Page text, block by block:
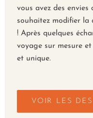
vous avez des
souhaitez modifier la
! Après quelques
voyage sur mesure
et unique.
VOIR LES